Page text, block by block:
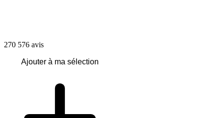
270 576 avis
Ajouter à ma sélection